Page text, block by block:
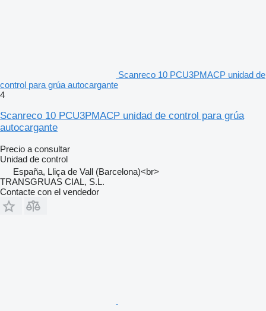
Scanreco 10 PCU3PMACP unidad de
control para grúa autocargante
4
Scanreco 10 PCU3PMACP unidad de control para grúa
autocargante
Precio a consultar
Unidad de control
España, Lliça de Vall (Barcelona)<br>
TRANSGRUAS CIAL, S.L.
Contacte con el vendedor